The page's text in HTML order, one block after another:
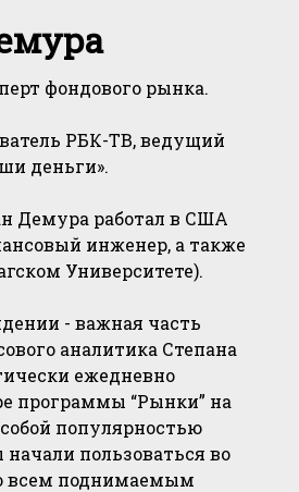
фондового рынка.
РБК-ТВ, ведущий
деньги».
Демура работал в США
инженер, а также
Университете).
- важная часть
аналитика Степана
ежедневно
программы “Рынки” на
популярностью
пользоваться во
всем поднимаемым